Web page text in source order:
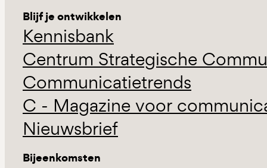
Blijf je ontwikkelen
Kennisbank
Centrum Strategische
Communicatietrends
C - Magazine voor
Nieuwsbrief
Bijeenkomsten